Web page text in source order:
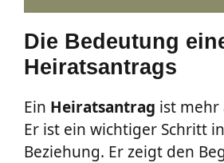
Die Bedeutung
Heiratsantrags
Ein Heiratsantrag ist mehr
Er ist ein wichtiger Schritt
Beziehung. Er zeigt den